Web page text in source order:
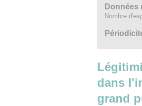
Données
Nombre
dans
grand